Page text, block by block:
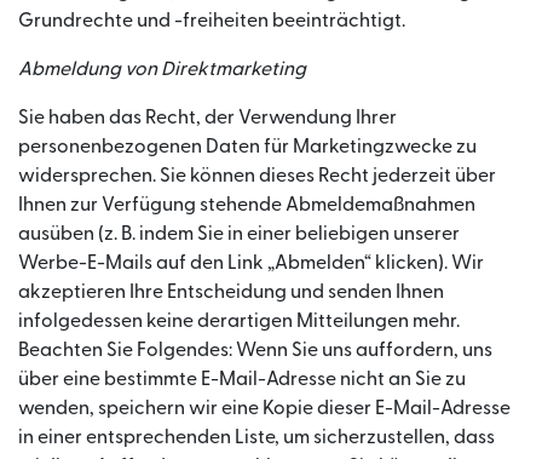
Grundrechte und -freiheiten beeinträchtigt.
Abmeldung von Direktmarketing
Sie haben das Recht, der Verwendung Ihrer
personenbezogenen Daten für Marketingzwecke zu
widersprechen. Sie können dieses Recht jederzeit über
Ihnen zur Verfügung stehende Abmeldemaßnahmen
ausüben (z. B. indem Sie in einer beliebigen unserer
Werbe-E-Mails auf den Link „Abmelden“ klicken). Wir
akzeptieren Ihre Entscheidung und senden Ihnen
infolgedessen keine derartigen Mitteilungen mehr.
Beachten Sie Folgendes: Wenn Sie uns auffordern, uns
über eine bestimmte E-Mail-Adresse nicht an Sie zu
wenden, speichern wir eine Kopie dieser E-Mail-Adresse
in einer entsprechenden Liste, um sicherzustellen, dass